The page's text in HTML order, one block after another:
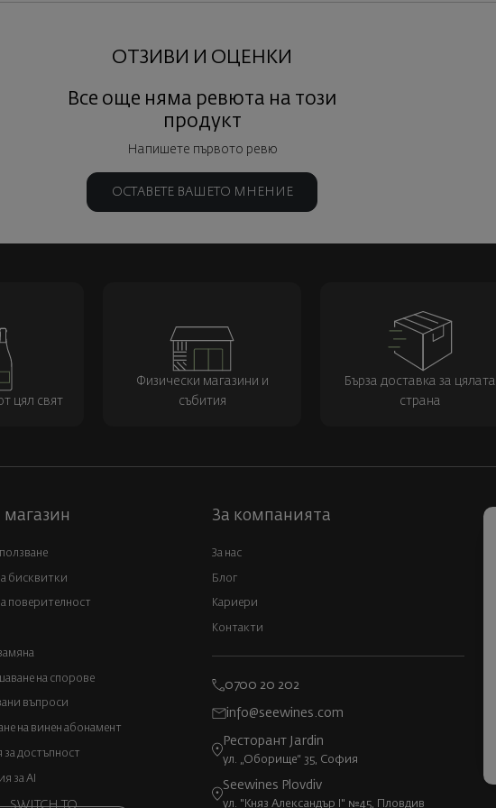
ОТЗИВИ И ОЦЕНКИ
Все още няма ревюта на този
продукт
Напишете първото ревю
ОСТАВЕТЕ ВАШЕТО МНЕНИЕ
цял свят
Физически магазини и
събития
Бърза доставка за цялата
страна
бисквитки
поверителност
на спорове
въпроси
на винен абонамент
за достъпност
за AI
За компанията
За нас
Блог
Кариери
Контакти
0700 20 202
info@seewines.com
Ресторант Jardin
ул. „Оборище“ 35, София
Seewines Plovdiv
ул. "Княз Александър I" №45, Пловдив